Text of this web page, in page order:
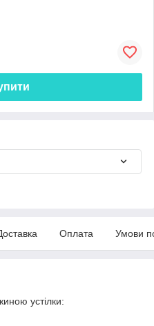
Оплата Умови
устілки: